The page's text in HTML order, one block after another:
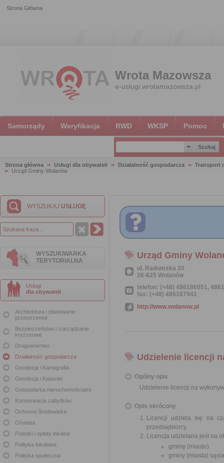
Strona Główna
Wrota Mazowsza
e-uslugi.wrotamazowsza.pl
Samorządy Weryfikacja RWD WKSP Pomoc
Strona główna Usługi dla obywateli Działalność gospodarcza
Transport
Urząd Gminy Wolanów
WYSZUKAJ USŁUGĘ
WYSZUKIWARKA
TERYTORIALNA
Usługi
dla obywateli
Architektura i planowanie
przestrzenne
Bezpieczeństwo i zarządzanie
kryzysowe
Drogownictwo
Działalność gospodarcza
Geodezja i Kartografia
Geodezja i Kataster
Gospodarka nieruchomościami
Konserwacja zabytków
Ochrona Środowiska
Oświata
Podatki i opłaty lokalne
Polityka lokalowa
Polityka społeczna
Urząd Gminy
ul. Radomska 20
26-625 Wolanów
telefon: (+48) 486186051,
fax: (+48) 486187941
http://www.wolanow.pl
Udzielenie licencji
Ogólny opis
Udzielenie licencji na
Opis skrócony
Licencji udziela się na
przedsiębiorcy.
Licencja udzielana jest na
gminę (miasto)
gminy (miasta)